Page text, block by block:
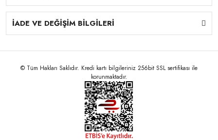
İADE VE DEĞİŞİM BİLGİLERİ
© Tüm Hakları Saklıdır. Kredi kartı bilgileriniz 256bit SSL sertifikası ile
korunmaktadır.